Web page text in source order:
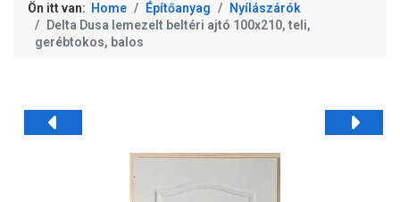
Ön itt van: Home Építőanyag
Nyílászárók
Delta Dusa lemezelt beltéri ajtó 100x210, teli,
gerébtokos, balos